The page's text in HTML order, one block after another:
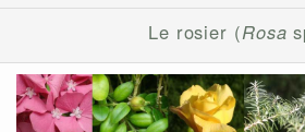
Le rosier (Rosa